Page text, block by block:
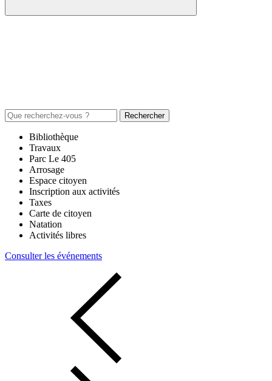
Rechercher
Bibliothèque
Travaux
Parc Le 405
Arrosage
Espace citoyen
Inscription aux activités
Taxes
Carte de citoyen
Natation
Activités libres
Consulter les événements